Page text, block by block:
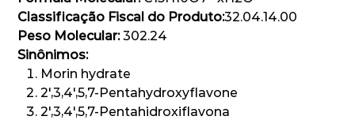
Classificação Fiscal do Produto:32.04.14.00
Peso Molecular:302.24
Sinônimos:
Morin hydrate
2',3,4',5,7-Pentahydroxyflavone
2',3,4',5,7-Pentahidroxiflavona